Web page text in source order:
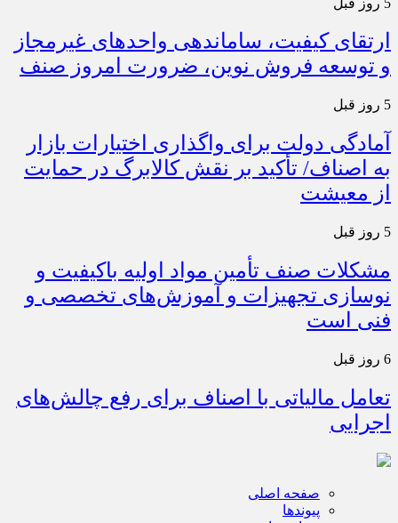
ارتقای کیفیت، ساماندهی واحدهای غیرمجاز
و توسعه فروش نوین، ضرورت امروز صنف
5 روز قبل
آمادگی دولت برای واگذاری اختیارات بازار
به اصناف/ تأکید بر نقش کالابرگ در حمایت
از معیشت
5 روز قبل
مشکلات صنف تأمین مواد اولیه باکیفیت و
نوسازی تجهیزات و آموزش‌های تخصصی و
فنی است
6 روز قبل
تعامل مالیاتی با اصناف برای رفع چالش‌های
اجرایی
صفحه اصلی
پیوندها